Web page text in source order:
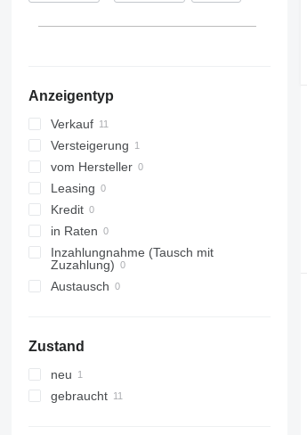
Anzeigentyp
Verkauf
Versteigerung
vom Hersteller
Leasing
Kredit
in Raten
Inzahlungnahme (Tausch mit
Zuzahlung)
Austausch
Zustand
neu
gebraucht